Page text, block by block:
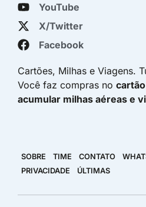
YouTube
X/Twitter
Facebook
Cartões, Milhas e Viagens.
Você faz compras no
acumular milhas aéreas e
SOBRE TIME CONTATO
PRIVACIDADE
ÚLTIMAS